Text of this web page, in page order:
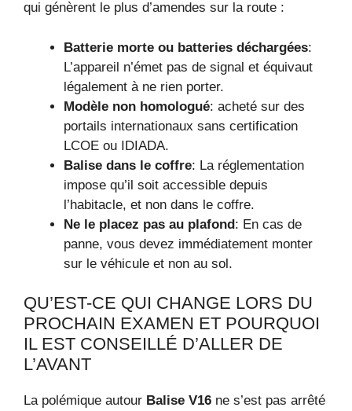
qui génèrent le plus d’amendes sur la route :
Batterie morte ou batteries déchargées:
L’appareil n’émet pas de signal et équivaut
légalement à ne rien porter.
Modèle non homologué: acheté sur des
portails internationaux sans certification
LCOE ou IDIADA.
Balise dans le coffre: La réglementation
impose qu’il soit accessible depuis
l’habitacle, et non dans le coffre.
Ne le placez pas au plafond: En cas de
panne, vous devez immédiatement monter
sur le véhicule et non au sol.
QU’EST-CE QUI CHANGE LORS DU
PROCHAIN EXAMEN ET POURQUOI
IL EST CONSEILLÉ D’ALLER DE
L’AVANT
La polémique autour Balise V16 ne s’est pas arrêté